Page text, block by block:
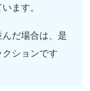
ます。
だ場合は、是
ションです